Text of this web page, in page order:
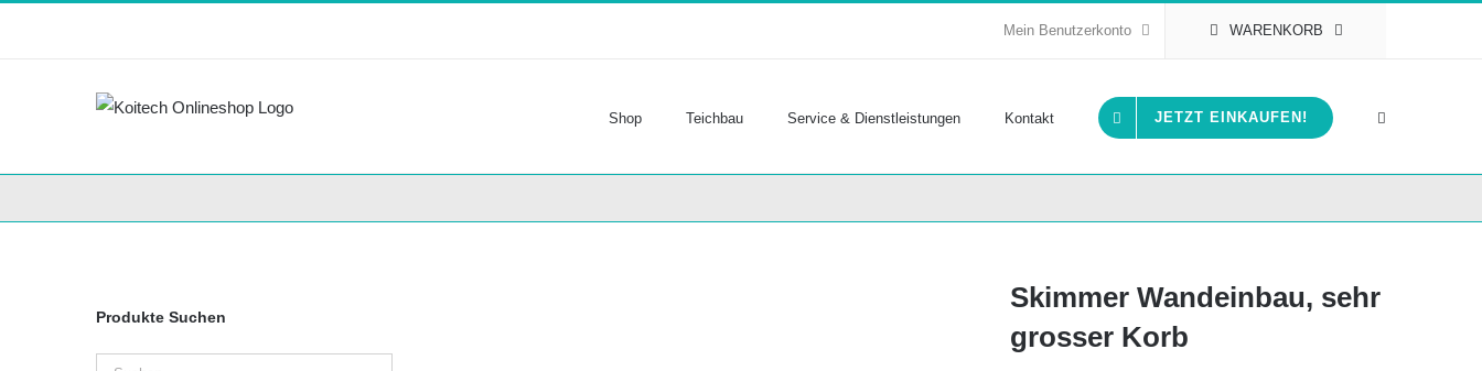
Mein Benutzerkonto WARENKORB
Shop Teichbau Service & Dienstleistungen Kontakt JETZT EINKAUFEN!
Skimmer Wandeinbau, sehr
grosser Korb
Produkte Suchen